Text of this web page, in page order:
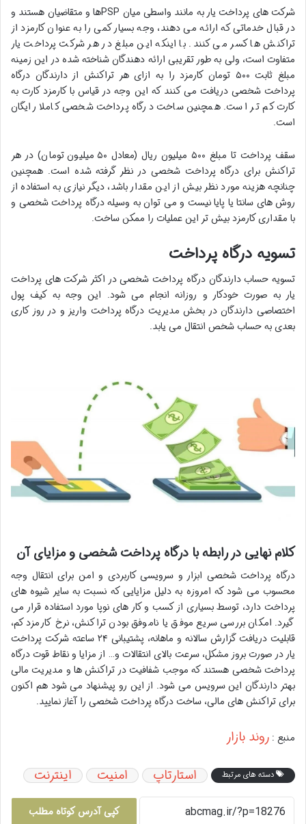
شرکت های پرداخت یار به مانند واسطی میان PSPها و متقاضیان هستند و
در قبال خدماتی که ارائه می دهند، وجه بسیار کمی را به عنوان کارمزد از
تراکنش ها کسر می کنند. با اینکه این مبلغ در هر شرکت پرداخت یار
متفاوت است، ولی به طور تقریبی ارائه دهندگان شناخته شده در این زمینه
مبلغ ثابت ۵۰۰ تومان کارمزد را به ازای هر تراکنش از دارندگان درگاه
پرداخت شخصی دریافت می کنند که این وجه در قیاس با کارمزد کارت به
کارت کم تر است. همچنین ساخت درگاه پرداخت شخصی کاملا رایگان
است.
سقف پرداخت تا مبلغ ۵۰۰ میلیون ریال (معادل ۵۰ میلیون تومان) در هر
تراکنش برای درگاه پرداخت شخصی در نظر گرفته شده است. همچنین
چنانچه هزینه مورد نظر بیش از این مقدار باشد، دیگر نیازی به استفاده از
روش های سانتا یا پایا نیست و می توان به وسیله درگاه پرداخت شخصی و
با مقداری کارمزد بیش تر این عملیات را ممکن ساخت.
تسویه درگاه پرداخت
تسویه حساب دارندگان درگاه پرداخت شخصی در اکثر شرکت های پرداخت
یار به صورت خودکار و روزانه انجام می شود. این وجه به کیف پول
اختصاصی دارندگان در بخش مدیریت درگاه پرداخت واریز و در روز کاری
بعدی به حساب شخص انتقال می یابد.
کلام نهایی در رابطه با درگاه پرداخت شخصی و مزایای آن
درگاه پرداخت شخصی ابزار و سرویسی کاربردی و امن برای انتقال وجه
محسوب می شود که امروزه به دلیل مزایایی که نسبت به سایر شیوه های
پرداخت دارد، توسط بسیاری از کسب و کار های نوپا مورد استفاده قرار می
گیرد. امکان بررسی سریع موفق یا ناموفق بودن تراکنش، نرخ کارمزد کم،
قابلیت دریافت گزارش سالانه و ماهانه، پشتیبانی ۲۴ ساعته شرکت پرداخت
یار در صورت بروز مشکل، سرعت بالای انتقالات و… از مزایا و نقاط قوت درگاه
پرداخت شخصی هستند که موجب شفافیت در تراکنش ها و مدیریت مالی
بهتر دارندگان این سرویس می شود. از این رو پیشنهاد می شود هم اکنون
برای تراکنش های مالی، ساخت درگاه پرداخت شخصی را آغاز نمایید.
منبع : روند بازار
دسته های مرتبط استارتاپ امنیت اینترنت
کپی آدرس کوتاه مطلب